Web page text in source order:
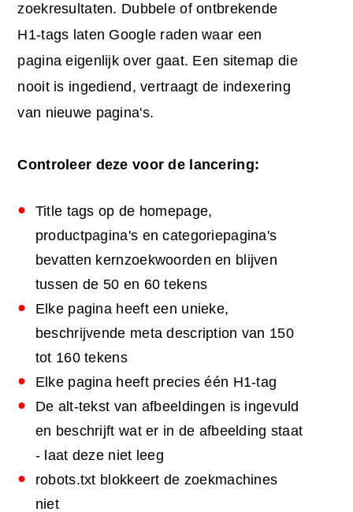
zoekresultaten. Dubbele of ontbrekende
H1-tags laten Google raden waar een
pagina eigenlijk over gaat. Een sitemap die
nooit is ingediend, vertraagt de indexering
van nieuwe pagina's.
Controleer deze voor de lancering:
Title tags op de homepage,
productpagina's en categoriepagina's
bevatten kernzoekwoorden en blijven
tussen de 50 en 60 tekens
Elke pagina heeft een unieke,
beschrijvende meta description van 150
tot 160 tekens
Elke pagina heeft precies één H1-tag
De alt-tekst van afbeeldingen is ingevuld
en beschrijft wat er in de afbeelding staat
- laat deze niet leeg
robots.txt blokkeert de zoekmachines
niet